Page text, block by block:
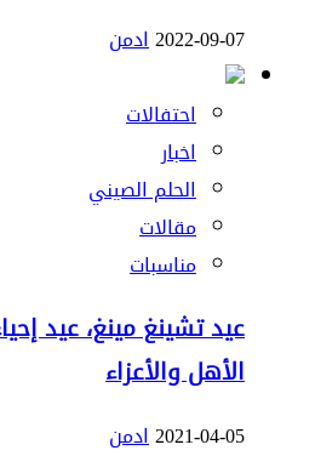
2022-09-07ادمن
احتفالات
اخبار
الحلم الصيني
مقالات
مناسبات
عيد تشينغ مينغ، عيد
الأهل والأعزاء
2021-04-05ادمن